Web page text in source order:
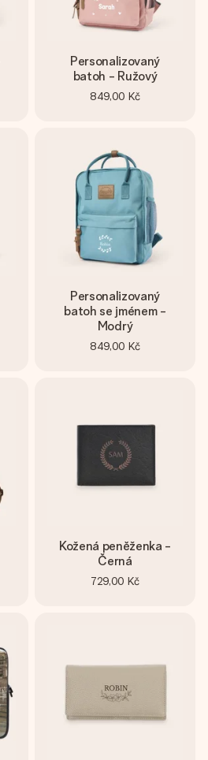
Personalizovaný
batoh - Ružový
849,00 Kč
Personalizovaný
batoh se jménem -
Modrý
849,00 Kč
Kožená peněženka -
Černá
729,00 Kč